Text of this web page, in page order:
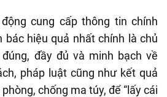
cung cấp thông tin chính
bác hiệu quả nhất chính là chủ
đầy đủ và minh bạch về
pháp luật cũng như kết quả
chống ma túy, để “lấy cái